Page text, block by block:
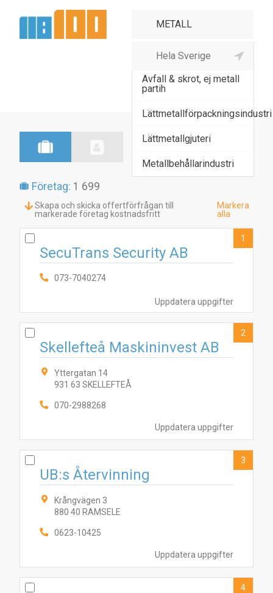
Ädelmetallverk
Avfall & skrot, ej metall
partih
Lättmetallförpackningsindustri
Lättmetallgjuteri
Metallbehållarindustri
Företag: 1 699
Skapa och skicka offertförfrågan till
markerade företag kostnadsfritt
Markera
alla
Uppdatera uppgifter
SecuTrans Security AB
073-7040274
1
Uppdatera uppgifter
Skellefteå Maskininvest AB
Yttergatan 14
931 63 SKELLEFTEÅ
070-2988268
2
Uppdatera uppgifter
UB:s Återvinning
Krångvägen 3
880 40 RAMSELE
0623-10425
3
4